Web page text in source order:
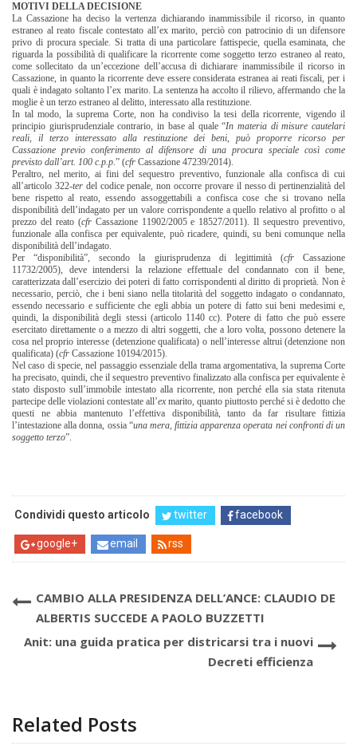
MOTIVI DELLA DECISIONE
La Cassazione ha deciso la vertenza dichiarando inammissibile il ricorso, in quanto
estraneo al reato fiscale contestato all’ex marito, perciò con patrocinio di un difensore
privo di procura speciale. Si tratta di una particolare fattispecie, quella esaminata, che
riguarda la possibilità di qualificare la ricorrente come soggetto terzo estraneo al reato,
come sollecitato da un’eccezione dell’accusa di dichiarare inammissibile il ricorso in
Cassazione, in quanto la ricorrente deve essere considerata estranea ai reati fiscali, per i
quali è indagato soltanto l’ex marito. La sentenza ha accolto il rilievo, affermando che la
moglie è un terzo estraneo al delitto, interessato alla restituzione.
In tal modo, la suprema Corte, non ha condiviso la tesi della ricorrente, vigendo il
principio giurisprudenziale contrario, in base al quale “In materia di misure cautelari
reali, il terzo interessato alla restituzione dei beni, può proporre ricorso per
Cassazione previo conferimento al difensore di una procura speciale così come
previsto dall’art. 100 c.p.p.” (cfr Cassazione 47239/2014).
Peraltro, nel merito, ai fini del sequestro preventivo, funzionale alla confisca di cui
all’articolo 322-ter del codice penale, non occorre provare il nesso di pertinenzialità del
bene rispetto al reato, essendo assoggettabili a confisca cose che si trovano nella
disponibilità dell’indagato per un valore corrispondente a quello relativo al profitto o al
prezzo del reato (cfrCassazione 11902/2005 e 18527/2011). Il sequestro preventivo,
funzionale alla confisca per equivalente, può ricadere, quindi, su beni comunque nella
disponibilità dell’indagato.
Per “disponibilità”, secondo la giurisprudenza di legittimità (cfrCassazione
11732/2005), deve intendersi la relazione effettuale del condannato con il bene,
caratterizzata dall’esercizio dei poteri di fatto corrispondenti al diritto di proprietà. Non è
necessario, perciò, che i beni siano nella titolarità del soggetto indagato o condannato,
essendo necessario e sufficiente che egli abbia un potere di fatto sui beni medesimi e,
quindi, la disponibilità degli stessi (articolo 1140 cc). Potere di fatto che può essere
esercitato direttamente o a mezzo di altri soggetti, che a loro volta, possono detenere la
cosa nel proprio interesse (detenzione qualificata) o nell’interesse altrui (detenzione non
qualificata) (cfr Cassazione 10194/2015).
Nel caso di specie, nel passaggio essenziale della trama argomentativa, la suprema Corte
ha precisato, quindi, che il sequestro preventivo finalizzato alla confisca per equivalente è
stato disposto sull’immobile intestato alla ricorrente, non perché ella sia stata ritenuta
partecipe delle violazioni contestate all’ex marito, quanto piuttosto perché si è dedotto che
questi ne abbia mantenuto l’effettiva disponibilità, tanto da far risultare fittizia
l’intestazione alla donna, ossia “una mera, fittizia apparenza operata nei confronti di un
soggetto terzo”.
Condividi questo articolo twitter facebook
google+ email rss
CAMBIO ALLA PRESIDENZA DELL’ANCE: CLAUDIO DE
ALBERTIS SUCCEDE A PAOLO BUZZETTI
Anit: una guida pratica per districarsi tra i nuovi
Decreti efficienza
Related Posts